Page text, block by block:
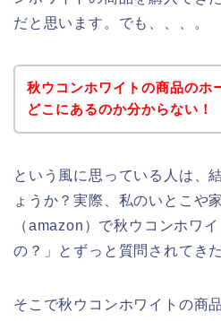
だと思います。でも、、、。
秋ウコンホワイトの商品のホ
どこにあるのか分からない！
という風に思っている人は、
ょうか？実際、私のいとこや
（amazon）で秋ウコンホワ
の？」とずっと質問されてき
そこで秋ウコンホワイトの商